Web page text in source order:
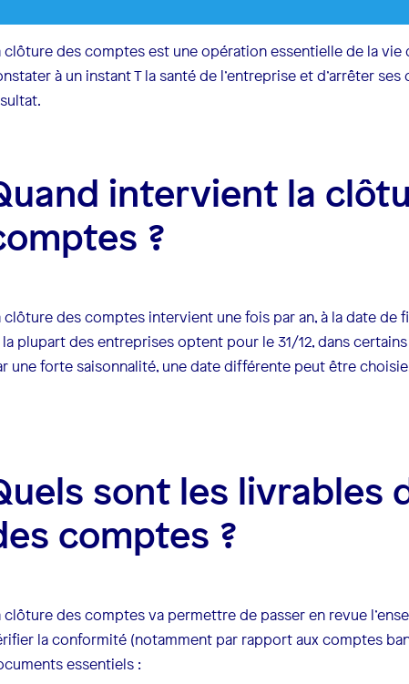
clôture des comptes est une opération essentielle de la vie
à un instant T la santé de l’entreprise et d’arrêter
intervient la
?
clôture des comptes intervient une fois par an, à la date de
la plupart des entreprises optent pour le 31/12, dans
une forte saisonnalité, une date différente peut être
sont les livrables
comptes ?
clôture des comptes va permettre de passer en revue
la conformité (notamment par rapport aux comptes
essentiels :